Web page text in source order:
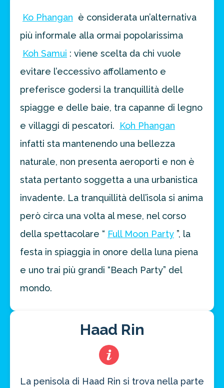
Ko Phangan è considerata un’alternativa
più informale alla ormai popolarissima
Koh Samui : viene scelta da chi vuole
evitare l’eccessivo affollamento e
preferisce godersi la tranquillità delle
spiagge e delle baie, tra capanne di legno
e villaggi di pescatori.
Koh Phangan
infatti sta mantenendo una bellezza
naturale, non presenta aeroporti e non è
stata pertanto soggetta a una urbanistica
invadente. La tranquillità dell’isola si anima
però circa una volta al mese, nel corso
della spettacolare “ Full Moon Party ”, la
festa in spiaggia in onore della luna piena
e uno trai più grandi “Beach Party” del
mondo.
Haad Rin
La penisola di Haad Rin si trova nella parte